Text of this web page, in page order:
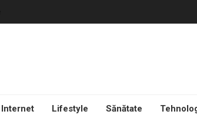
Internet Lifestyle Sănătate